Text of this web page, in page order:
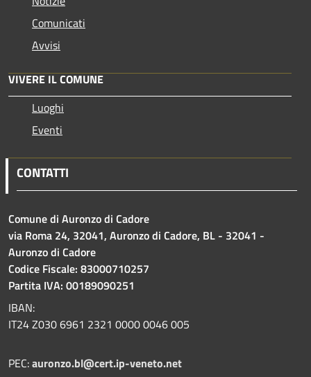
Comunicati
Avvisi
VIVERE IL COMUNE
Luoghi
Eventi
CONTATTI
Comune di Auronzo di Cadore
via Roma 24, 32041, Auronzo di Cadore, BL - 32041 -
Auronzo di Cadore
Codice Fiscale: 83000710257
Partita IVA: 00189090251
IBAN:
IT24 Z030 6961 2321 0000 0046 005
PEC:auronzo.bl@cert.ip-veneto.net